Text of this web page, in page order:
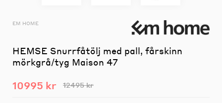
EM HOME
HEMSE Snurrfåtölj med pall, fårskinn
mörkgrå/tyg Maison 47
10995 kr 12495 kr